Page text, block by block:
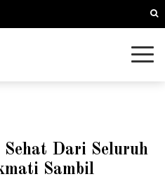
Sehat Dari Seluruh
Sambil